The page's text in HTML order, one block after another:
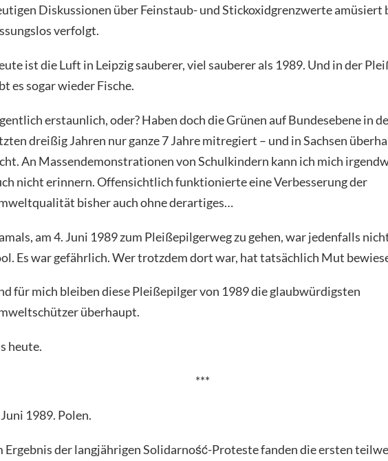
Diskussionen über Feinstaub- und Stickoxidgrenzwerte amüsiert
verfolgt.
ist die Luft in Leipzig sauberer, viel sauberer als 1989. Und in der
es sogar wieder Fische.
erstaunlich, oder? Haben doch die Grünen auf Bundesebene in
dreißig Jahren nur ganze 7 Jahre mitregiert – und in Sachsen
An Massendemonstrationen von Schulkindern kann ich mich
nicht erinnern. Offensichtlich funktionierte eine Verbesserung der
bisher auch ohne derartiges…
am 4. Juni 1989 zum Pleißepilgerweg zu gehen, war jedenfalls
Es war gefährlich. Wer trotzdem dort war, hat tatsächlich Mut
für mich bleiben diese Pleißepilger von 1989 die glaubwürdigsten
überhaupt.
heute.
***
1989. Polen.
Ergebnis der langjährigen Solidarność-Proteste fanden die ersten